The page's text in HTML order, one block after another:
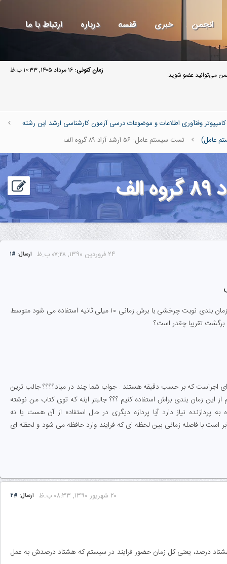
انجمن خبری قفسه درباره ارتباط با ما
زمان کنونی: ۱۶ مرداد ۱۴۰۵, ۱۰:۳۳ ب.ظ می‌توانید عضو شوید.
وفنآوری اطلاعات و موضوعات درسی آزمون کارشناسی ارشد این رشته
عامل)
تست سیستم عامل- ۵۶ ارشد آزاد ۸۹ گروه الف
ارسال: #۱ ۲۴ فروردین ۱۳۹۰, ۰۷:۲۸ ب.ظ
چهار فرآیند بر اساس جدول زیر وارد سیستم می شوند در این سیستم از زمان بندی نوبت چرخشی با برش زمانی ۱۰ میلی ثانیه استفاده می شود متوسط
اجراست که بر حسب دقیقه هستند . جواب شما چند در میاد؟؟؟؟ جالب ترین
این زمان بندی براش استفاده کنیم ؟؟؟ جالبتر اینه که توی کتاب من نوشته
نیاز دارد آیا پردازه دیگری در حال استفاده از آن هست یا نه
است با فاصله زمانی بین لحظه ای که فرایند وارد حافظه می شود و لحظه ای
ارسال: #۲ ۲۰ شهریور ۱۳۹۰, ۰۸:۳۳ ب.ظ
درصد‌، یعنی کل زمان حضور فرایند در سیستم که هشتاد درصدش به عمل